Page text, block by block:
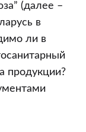
(далее –
в
ли в
продукции?